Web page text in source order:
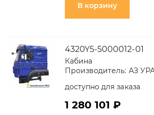
В корзину
4320Y5-5000012-01
Кабина
Производитель: АЗ
доступно для заказа
1 280 101 ₽